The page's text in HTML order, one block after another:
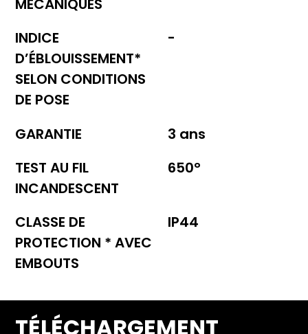
MÉCANIQUES
INDICE
D’ÉBLOUISSEMENT*
SELON CONDITIONS
DE POSE
-
GARANTIE
3 ans
TEST AU FIL
INCANDESCENT
650°
CLASSE DE
PROTECTION * AVEC
EMBOUTS
IP44
TÉLÉCHARGEMENT